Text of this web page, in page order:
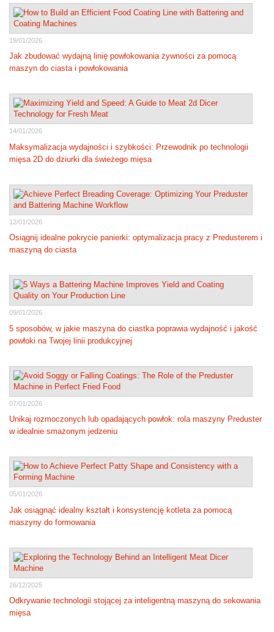
19/01/2026
Jak zbudować wydajną linię powłokowania żywności za pomocą
maszyn do ciasta i powłokowania
14/01/2026
Maksymalizacja wydajności i szybkości: Przewodnik po technologii
mięsa 2D do dziurki dla świeżego mięsa
12/01/2026
Osiągnij idealne pokrycie panierki: optymalizacja pracy z Predusterem i
maszyną do ciasta
09/01/2026
5 sposobów, w jakie maszyna do ciastka poprawia wydajność i jakość
powłoki na Twojej linii produkcyjnej
07/01/2026
Unikaj rozmoczonych lub opadających powłok: rola maszyny Preduster
w idealnie smażonym jedzeniu
05/01/2026
Jak osiągnąć idealny kształt i konsystencję kotleta za pomocą
maszyny do formowania
26/12/2025
Odkrywanie technologii stojącej za inteligentną maszyną do sekowania
mięsa